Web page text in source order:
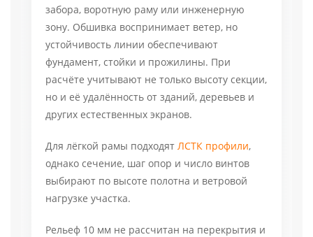
забора, воротную раму или инженерную
зону. Обшивка воспринимает ветер, но
устойчивость линии обеспечивают
фундамент, стойки и прожилины. При
расчёте учитывают не только высоту секции,
но и её удалённость от зданий, деревьев и
других естественных экранов.
Для лёгкой рамы подходят ЛСТК профили,
однако сечение, шаг опор и число винтов
выбирают по высоте полотна и ветровой
нагрузке участка.
Рельеф 10 мм не рассчитан на перекрытия и